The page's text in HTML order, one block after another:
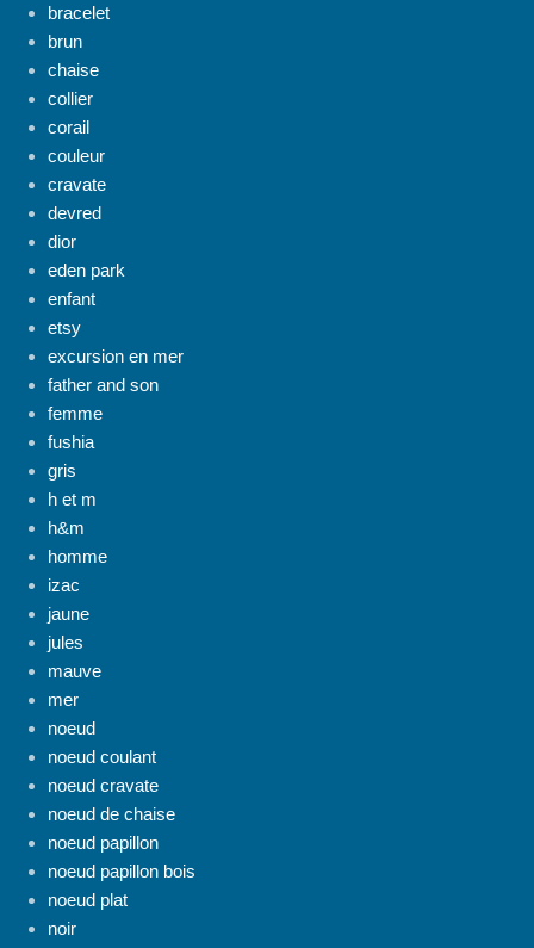
bracelet
brun
chaise
collier
corail
couleur
cravate
devred
dior
eden park
enfant
etsy
excursion en mer
father and son
femme
fushia
gris
h et m
h&m
homme
izac
jaune
jules
mauve
mer
noeud
noeud coulant
noeud cravate
noeud de chaise
noeud papillon
noeud papillon bois
noeud plat
noir